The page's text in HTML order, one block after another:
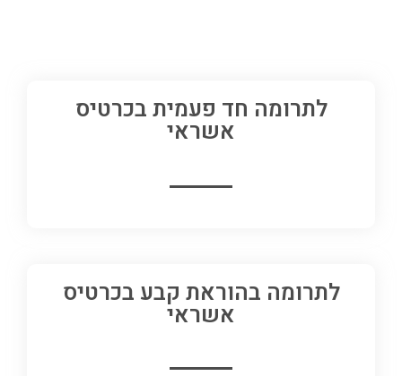
לתרומה חד פעמית בכרטיס
אשראי
לתרומה בהוראת קבע בכרטיס
אשראי